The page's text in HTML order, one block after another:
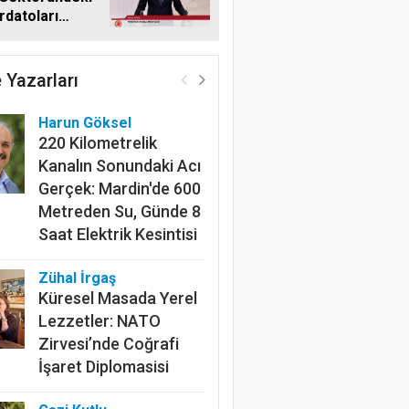
Kaya TBMM'de Tarım Sektöründeki
Gündeme Taşıdı
Yazarları
Harun Göksel
220 Kilometrelik
Kanalın Sonundaki Acı
Gerçek: Mardin'de 600
Metreden Su, Günde 8
Saat Elektrik Kesintisi
Zühal İrgaş
Küresel Masada Yerel
Lezzetler: NATO
Zirvesi’nde Coğrafi
İşaret Diplomasisi